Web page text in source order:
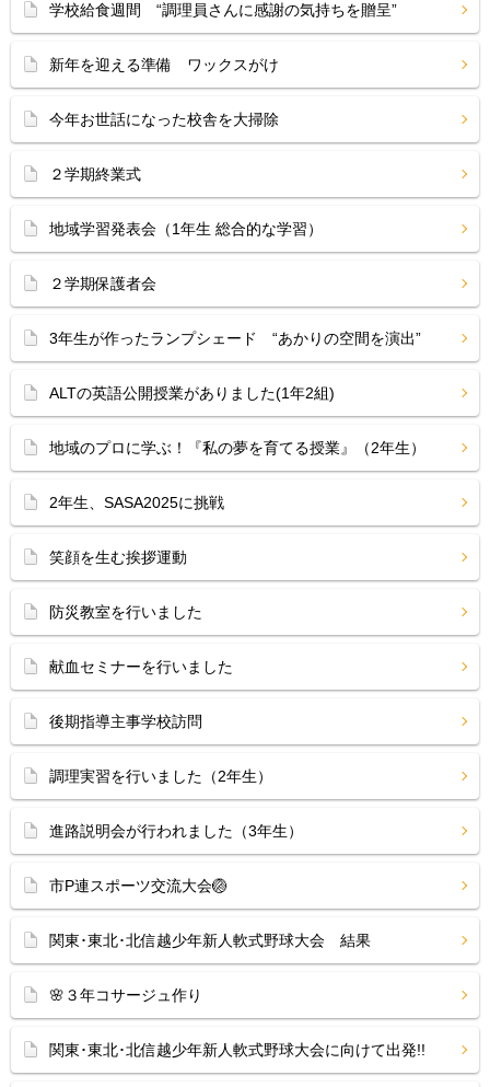
学校給食週間 “調理員さんに感謝の気持ちを贈呈”
新年を迎える準備 ワックスがけ
今年お世話になった校舎を大掃除
２学期終業式
地域学習発表会（1年生 総合的な学習）
２学期保護者会
3年生が作ったランプシェード “あかりの空間を演出”
ALTの英語公開授業がありました(1年2組)
地域のプロに学ぶ！『私の夢を育てる授業』（2年生）
2年生、SASA2025に挑戦
笑顔を生む挨拶運動
防災教室を行いました
献血セミナーを行いました
後期指導主事学校訪問
調理実習を行いました（2年生）
進路説明会が行われました（3年生）
市P連スポーツ交流大会🏐
関東･東北･北信越少年新人軟式野球大会 結果
🌸３年コサージュ作り
関東･東北･北信越少年新人軟式野球大会に向けて出発!!